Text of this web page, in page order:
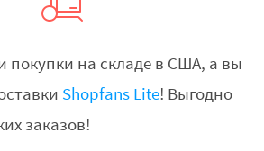
на складе в США, а вы
Shopfans Lite! Выгодно
заказов!